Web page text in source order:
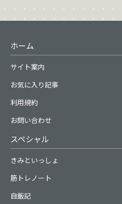
ホーム
サイト案内
お気に入り記事
利用規約
お問い合わせ
スペシャル
きみといっしょ
筋トレノート
自飯記